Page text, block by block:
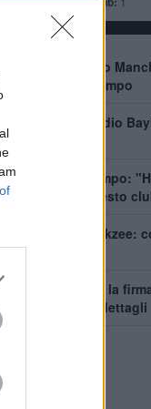
giocherà il nuovo
a centrocampo
United, addio
Yoro chiede tempo:
dare tanto a questo
ha il si Zirkzee:
United, c'è la
annuncio e dettagli